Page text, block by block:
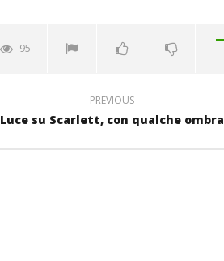
95
PREVIOUS
Luce su Scarlett, con qualche ombra